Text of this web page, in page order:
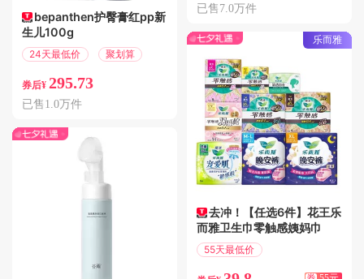
bepanthen护臀膏红pp新
生儿100g
24天最低价 聚划算
券后¥ 295.73
已售1.0万件
已售7.0万件
乐而雅
去冲！【任选6件】花王乐
而雅卫生巾零触感姨妈巾
55天最低价